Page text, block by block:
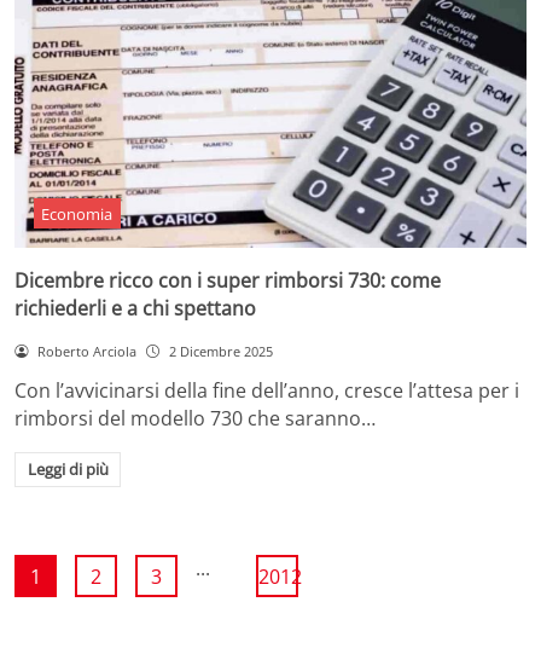
Economia
Dicembre ricco con i super rimborsi 730: come
richiederli e a chi spettano
Roberto Arciola 2 Dicembre 2025
Con l’avvicinarsi della fine dell’anno, cresce l’attesa per i
rimborsi del modello 730 che saranno…
Leggi di più
1 2 3 ... 2012